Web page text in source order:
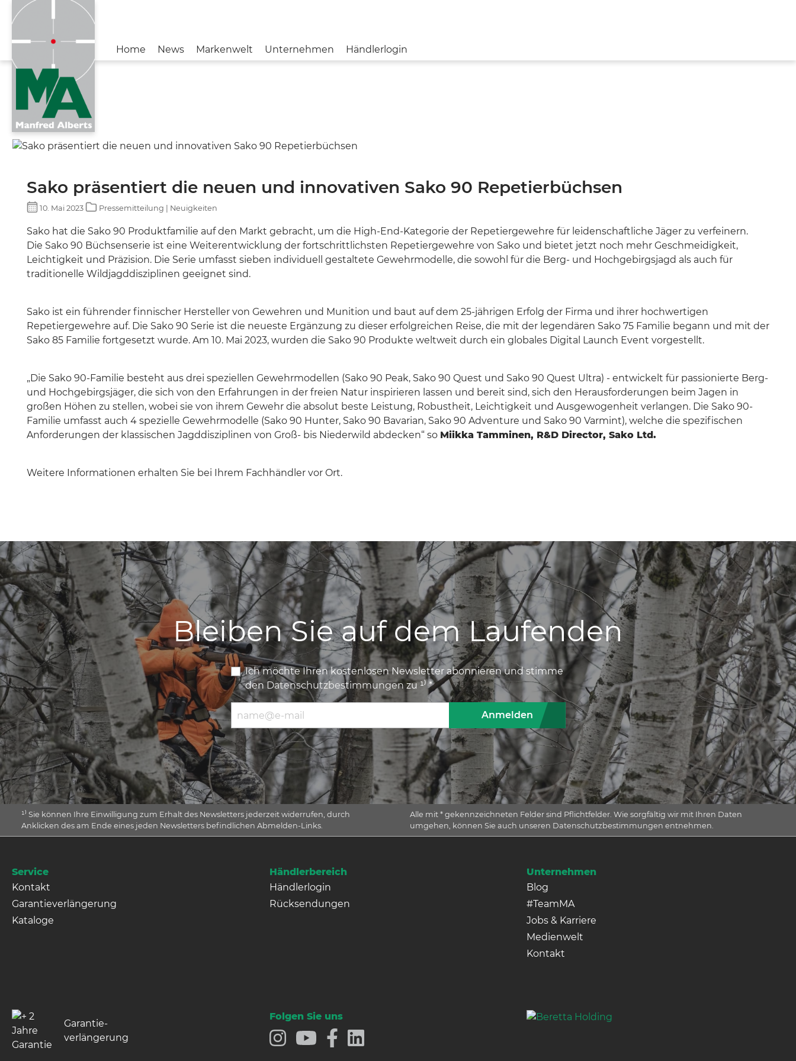
Home News Markenwelt Unternehmen Händlerlogin
FIOCCHI FRANCHI
STOEGER STEINER
CHAPUIS ARMES NORMA
BURRIS
DECIMA XDB
KONTAKT IMPRESSUM
Sako präsentiert die neuen und innovativen Sako 90 Repetierbüchsen
10. Mai 2023 Pressemitteilung | Neuigkeiten
Sako hat die Sako 90 Produktfamilie auf den Markt gebracht, um die High-End-Kategorie der Repetiergewehre für leidenschaftliche Jäger zu verfeinern.
Die Sako 90 Büchsenserie ist eine Weiterentwicklung der fortschrittlichsten Repetiergewehre von Sako und bietet jetzt noch mehr Geschmeidigkeit,
Leichtigkeit und Präzision. Die Serie umfasst sieben individuell gestaltete Gewehrmodelle, die sowohl für die Berg- und Hochgebirgsjagd als auch für
traditionelle Wildjagddisziplinen geeignet sind.
Sako ist ein führender finnischer Hersteller von Gewehren und Munition und baut auf dem 25-jährigen Erfolg der Firma und ihrer hochwertigen
Repetiergewehre auf. Die Sako 90 Serie ist die neueste Ergänzung zu dieser erfolgreichen Reise, die mit der legendären Sako 75 Familie begann und mit der
Sako 85 Familie fortgesetzt wurde. Am 10. Mai 2023, wurden die Sako 90 Produkte weltweit durch ein globales Digital Launch Event vorgestellt.
„Die Sako 90-Familie besteht aus drei speziellen Gewehrmodellen (Sako 90 Peak, Sako 90 Quest und Sako 90 Quest Ultra) - entwickelt für passionierte Berg-
und Hochgebirgsjäger, die sich von den Erfahrungen in der freien Natur inspirieren lassen und bereit sind, sich den Herausforderungen beim Jagen in
großen Höhen zu stellen, wobei sie von ihrem Gewehr die absolut beste Leistung, Robustheit, Leichtigkeit und Ausgewogenheit verlangen. Die Sako 90-
Familie umfasst auch 4 spezielle Gewehrmodelle (Sako 90 Hunter, Sako 90 Bavarian, Sako 90 Adventure und Sako 90 Varmint), welche die spezifischen
Anforderungen der klassischen Jagddisziplinen von Groß- bis Niederwild abdecken“ so Miikka Tamminen, R&D Director, Sako Ltd.
Weitere Informationen erhalten Sie bei Ihrem Fachhändler vor Ort.
Bleiben Sie auf dem Laufenden
Ich möchte Ihren kostenlosen Newsletter abonnieren und stimme
den Datenschutzbestimmungenzu ¹⁾ *
E-Mail Adresse
Anmelden
¹⁾ Sie können Ihre Einwilligung zum Erhalt des Newsletters jederzeit widerrufen, durch
Anklicken des am Ende eines jeden Newsletters befindlichen Abmelden-Links.
Alle mit * gekennzeichneten Felder sind Pflichtfelder. Wie sorgfältig wir mit Ihren Daten
umgehen, können Sie auch unseren Datenschutzbestimmungen entnehmen.
Service
Kontakt
Garantieverlängerung
Kataloge
Händlerbereich
Händlerlogin
Rücksendungen
Unternehmen
Blog
#TeamMA
Jobs & Karriere
Medienwelt
Kontakt
Garantie­
verlängerung
Folgen Sie uns